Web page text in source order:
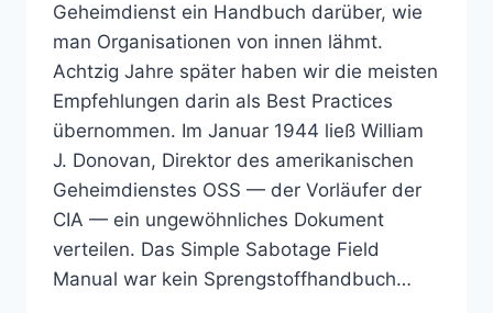
Geheimdienst ein Handbuch darüber, wie
man Organisationen von innen lähmt.
Achtzig Jahre später haben wir die meisten
Empfehlungen darin als Best Practices
übernommen. Im Januar 1944 ließ William
J. Donovan, Direktor des amerikanischen
Geheimdienstes OSS — der Vorläufer der
CIA — ein ungewöhnliches Dokument
verteilen. Das Simple Sabotage Field
Manual war kein Sprengstoffhandbuch…